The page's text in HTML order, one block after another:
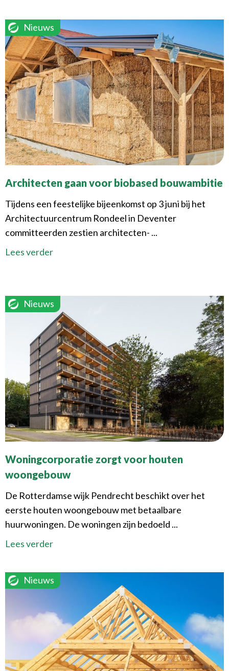
Nieuws
Architecten gaan voor biobased bouwambitie
Tijdens een feestelijke bijeenkomst op 3 juni bij het
Architectuurcentrum Rondeel in Deventer
committeerden zestien architecten- ...
Lees verder
Nieuws
Woningcorporatie zorgt voor houten
woongebouw
De Rotterdamse wijk Pendrecht beschikt over het
eerste houten woongebouw met betaalbare
huurwoningen. De woningen zijn bedoeld ...
Lees verder
Nieuws